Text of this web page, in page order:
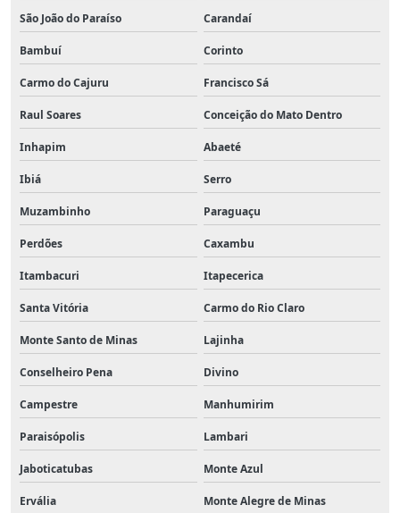
São João do Paraíso Carandaí
Bambuí Corinto
Carmo do Cajuru Francisco Sá
Raul Soares Conceição do Mato Dentro
Inhapim Abaeté
Ibiá Serro
Muzambinho Paraguaçu
Perdões Caxambu
Itambacuri Itapecerica
Santa Vitória Carmo do Rio Claro
Monte Santo de Minas Lajinha
Conselheiro Pena Divino
Campestre Manhumirim
Paraisópolis Lambari
Jaboticatubas Monte Azul
Ervália Monte Alegre de Minas